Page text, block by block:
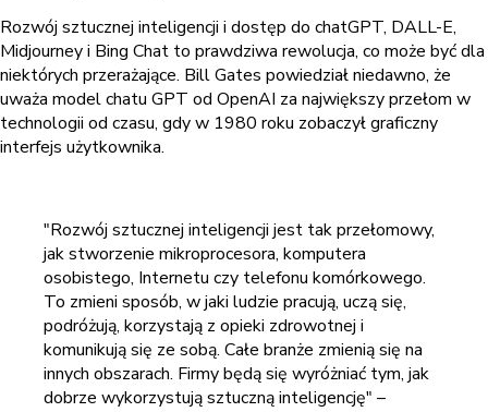
Rozwój sztucznej inteligencji i dostęp do chatGPT, DALL-E,
Midjourney i Bing Chat to prawdziwa rewolucja, co może być dla
niektórych przerażające. Bill Gates powiedział niedawno, że
uważa model chatu GPT od OpenAI za największy przełom w
technologii od czasu, gdy w 1980 roku zobaczył graficzny
interfejs użytkownika.
"Rozwój sztucznej inteligencji jest tak przełomowy,
jak stworzenie mikroprocesora, komputera
osobistego, Internetu czy telefonu komórkowego.
To zmieni sposób, w jaki ludzie pracują, uczą się,
podróżują, korzystają z opieki zdrowotnej i
komunikują się ze sobą. Całe branże zmienią się na
innych obszarach. Firmy będą się wyróżniać tym, jak
dobrze wykorzystują sztuczną inteligencję" –